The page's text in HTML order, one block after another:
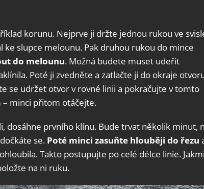
korunu. Nejprve ji držte jednou rukou ve
ke slupce melounu. Pak druhou rukou do mince
do melounu. Možná budete muset udeřit
Poté ji zvedněte a zatlačte ji do okraje
se udržet otvor v rovné linii a pokračujte v tomto
minci přitom otáčejte.
dosáhne prvního klínu. Bude trvat několik minut,
se. Poté minci zasuňte hlouběji do řezu
Takto postupujte po celé délce linie.
na ni ruku.